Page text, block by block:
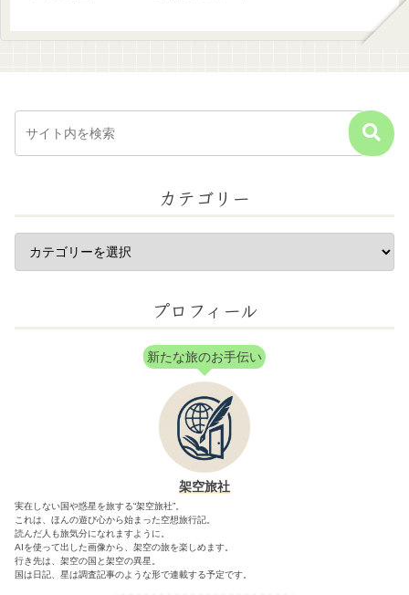
カテゴリー
プロフィール
新たな旅のお手伝い
架空旅社
実在しない国や惑星を旅する“架空旅社”。
これは、ほんの遊び心から始まった空想旅行記。
読んだ人も旅気分になれますように。
AIを使って出した画像から、架空の旅を楽しめます。
行き先は、架空の国と架空の異星。
国は日記、星は調査記事のような形で連載する予定です。